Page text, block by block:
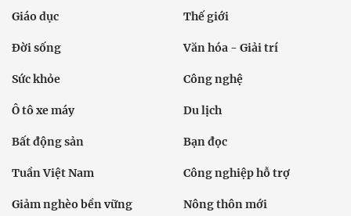
Giáo dục Thế giới
Đời sống Văn hóa - Giải trí
Sức khỏe Công nghệ
Ô tô xe máy Du lịch
Bất động sản Bạn đọc
Tuần Việt Nam Công nghiệp hỗ trợ
Giảm nghèo bền vững Nông thôn mới